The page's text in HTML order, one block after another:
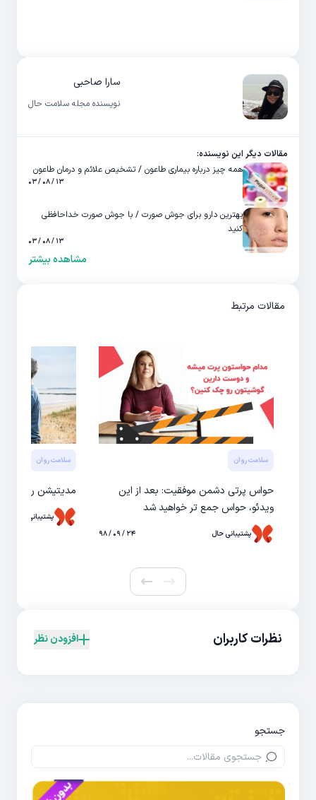
سارا صاحبی
نویسنده مجله سلامت حال
مقالات دیگر این نویسنده:
همه چیز درباره بیماری طاعون / تشخیص علائم و درمان طاعون
۱۳ / ۰۸ / ۰۳
بهترین دارو برای جوش صورت / با جوش صورت خداحافظی
کنید
۱۳ / ۰۸ / ۰۳
مشاهده بیشتر
مقالات مرتبط
سلامت روان
حواس پرتی دشمن موفقیت: بعد از این
ویدئو، حواس جمع تر خواهید شد
پشتیبانی حال ۲۴ / ۰۹ / ۹۸
سلامت روان
مدیتیشن راهی
پشتیبانی حال
نظرات کاربران افزودن نظر
جستجو